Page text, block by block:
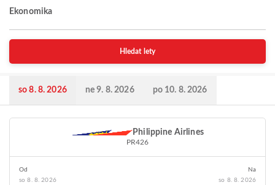
Ekonomika
Hledat lety
so 8. 8. 2026 ne 9. 8. 2026 po 10. 8. 2026
Philippine Airlines
PR426
Od
so 8. 8. 2026
Na
so 8. 8. 2026